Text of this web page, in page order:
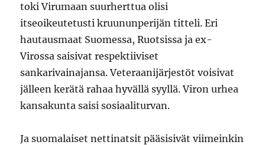
toki Virumaan suurherttua olisi
itseoikeutetusti kruununperijän titteli. Eri
hautausmaat Suomessa, Ruotsissa ja ex-
Virossa saisivat respektiiviset
sankarivainajansa. Veteraanijärjestöt voisivat
jälleen kerätä rahaa hyvällä syyllä. Viron urhea
kansakunta saisi sosiaaliturvan.
Ja suomalaiset nettinatsit pääsisivät viimeinkin